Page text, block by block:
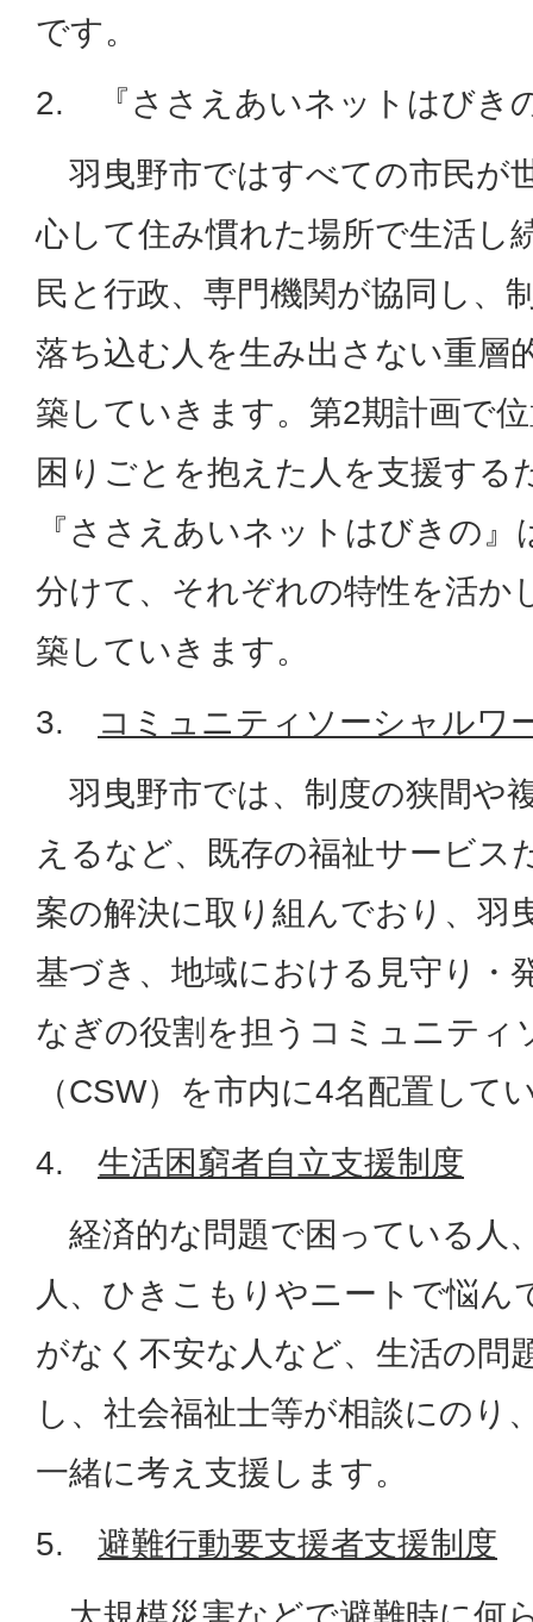
です。
2. 『ささえあいネットはびき
羽曳野市ではすべての市民が
心して住み慣れた場所で生活し
民と行政、専門機関が協同し、
落ち込む人を生み出さない重層
築していきます。第2期計画で
困りごとを抱えた人を支援する
『ささえあいネットはびきの
分けて、それぞれの特性を活か
築していきます。
3.
コミュニティソーシャルワ
羽曳野市では、制度の狭間や
えるなど、既存の福祉サービス
案の解決に取り組んでおり、羽
基づき、地域における見守り・
なぎの役割を担うコミュニティ
（CSW）を市内に4名配置して
4. 生活困窮者自立支援制度
経済的な問題で困っている人
人、ひきこもりやニートで悩ん
がなく不安な人など、生活の問
し、社会福祉士等が相談にのり
一緒に考え支援します。
5. 避難行動要支援者支援制度